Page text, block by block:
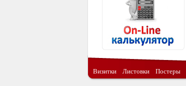
Визитки Листовки Постеры